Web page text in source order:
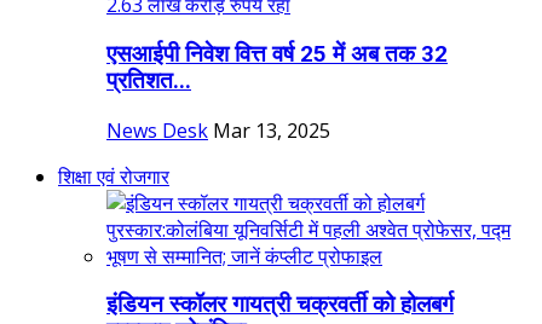
एसआईपी निवेश वित्त वर्ष 25 में अब तक 32
प्रतिशत...
News Desk Mar 13, 2025
शिक्षा एवं रोजगार
इंडियन स्कॉलर गायत्री चक्रवर्ती को होलबर्ग